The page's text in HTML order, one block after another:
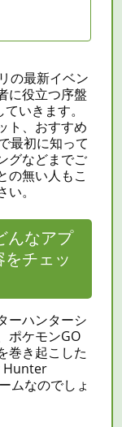
の最新イベン
に役立つ序盤
いきます。
ト、おすすめ
最初に知って
グなどまでご
の無い人もこ
。
んなアプ
チェッ
ーハンターシ
ポケモンGO
巻き起こした
Hunter
ムなのでしょ